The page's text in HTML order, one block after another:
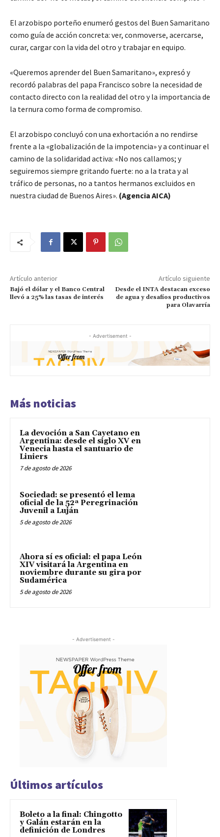
El arzobispo porteño enumeró gestos del Buen Samaritano
como guía de acción concreta: ver, conmoverse, acercarse,
curar, cargar con la vida del otro y trabajar en equipo.
«Queremos aprender del Buen Samaritano», expresó y
recordó palabras del papa Francisco sobre la necesidad de
contacto directo con la realidad del otro y la importancia de
la ternura como forma de compromiso.
El arzobispo concluyó con una exhortación a no rendirse
frente a la «globalización de la impotencia» y a continuar el
camino de la solidaridad activa: «No nos callamos; y
seguiremos siempre gritando fuerte: no a la trata y al
tráfico de personas, no a tantos hermanos excluidos en
nuestra ciudad de Buenos Aires». (Agencia AICA)
Artículo anterior
Bajó el dólar y el Banco Central
llevó a 25% las tasas de interés
Artículo siguiente
Desde el INTA destacan exceso
de agua y desafíos productivos
para Olavarría
- Advertisement -
Más noticias
La devoción a San Cayetano en
Argentina: desde el siglo XV en
Venecia hasta el santuario de
Liniers
7 de agosto de 2026
Sociedad: se presentó el lema
oficial de la 52ª Peregrinación
Juvenil a Luján
5 de agosto de 2026
Ahora sí es oficial: el papa León
XIV visitará la Argentina en
noviembre durante su gira por
Sudamérica
5 de agosto de 2026
- Advertisement -
Últimos artículos
Boleto a la final: Chingotto
y Galán estarán en la
definición de Londres